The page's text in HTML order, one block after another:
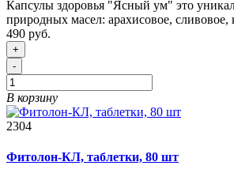
Капсулы здоровья "Ясный ум" это
природных масел: арахисовое, сливовое,
490 руб.
+
-
В корзину
2304
Фитолон-КЛ, таблетки, 80 шт